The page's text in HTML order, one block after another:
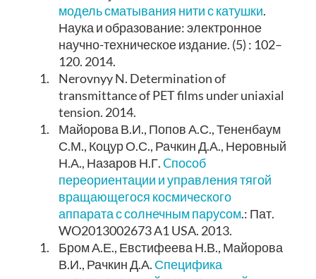
модель сматывания нити с катушки.
Наука и образование: электронное
научно-техническое издание. (5) : 102–
120. 2014.
1.
Nerovnyy N. Determination of
transmittance of PET films under uniaxial
tension. 2014.
1.
Майорова В.И., Попов А.С., Тененбаум
С.М., Коцур О.С., Рачкин Д.А., Неровный
Н.А., Назаров Н.Г.Cпособ
переориентации и управления тягой
вращающегося космического
аппарата с солнечным парусом.: Пат.
WO2013002673 A1 USA. 2013.
1.
Бром А.Е., Евстифеева Н.В., Майорова
В.И., Рачкин Д.А. Специфика